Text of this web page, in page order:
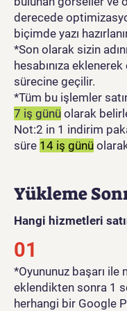
derecede
biçimde yazı
*Son olarak sizin
hesabınıza
sürecine geçilir.
*Tüm bu işlemler
7 iş günü olarak
Not:2 in 1 indirim
süre 14 iş günü
Yükleme
Hangi hizmetleri
01
​*Oyununuz başarı ile
eklendikten sonra 1
herhangi bir Google